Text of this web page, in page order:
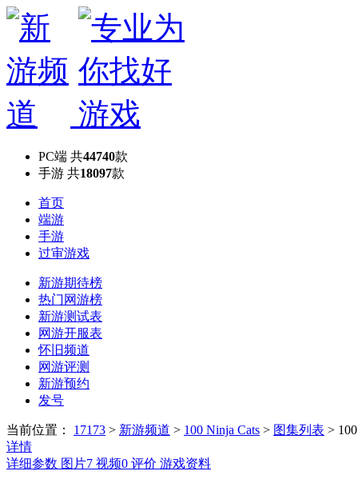
PC端 共44740款
手游 共18097款
首页
端游
手游
过审游戏
新游期待榜
热门网游榜
新游测试表
网游开服表
怀旧频道
网游评测
新游预约
发号
当前位置： 17173 > 新游频道 > 100 Ninja Cats > 图集列表 >
详情
详细参数 图片7 视频0 评价 游戏资料